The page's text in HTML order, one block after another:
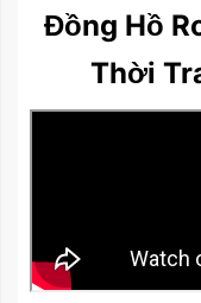
Đồng Hồ
Thời